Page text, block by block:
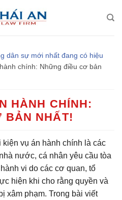
dân sự mới nhất đang có hiệu
chính: Những điều cơ bản
HÀNH CHÍNH:
BẢN NHẤT!
kiện vụ án hành chính là các
nước, cá nhân yêu cầu tòa
vi do các cơ quan, tổ
hiện khi cho rằng quyền và
xâm phạm. Trong bài viết